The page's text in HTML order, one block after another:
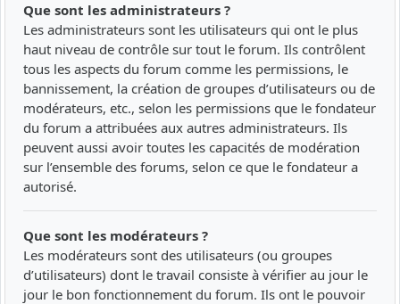
Que sont les administrateurs ?
Les administrateurs sont les utilisateurs qui ont le plus
haut niveau de contrôle sur tout le forum. Ils contrôlent
tous les aspects du forum comme les permissions, le
bannissement, la création de groupes d’utilisateurs ou de
modérateurs, etc., selon les permissions que le fondateur
du forum a attribuées aux autres administrateurs. Ils
peuvent aussi avoir toutes les capacités de modération
sur l’ensemble des forums, selon ce que le fondateur a
autorisé.
Que sont les modérateurs ?
Les modérateurs sont des utilisateurs (ou groupes
d’utilisateurs) dont le travail consiste à vérifier au jour le
jour le bon fonctionnement du forum. Ils ont le pouvoir